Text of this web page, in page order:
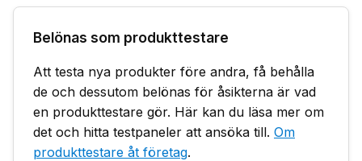
Belönas som produkttestare
Att testa nya produkter före andra, få behålla
de och dessutom belönas för åsikterna är vad
en produkttestare gör. Här kan du läsa mer om
det och hitta testpaneler att ansöka till. Om
produkttestare åt företag.